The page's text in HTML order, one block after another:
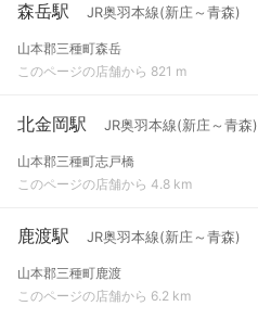
森岳駅 JR奥羽本線(新庄～青森)
山本郡三種町森岳
このページの店舗から 821 m
北金岡駅 JR奥羽本線(新庄～青森)
山本郡三種町志戸橋
このページの店舗から 4.8 km
鹿渡駅 JR奥羽本線(新庄～青森)
山本郡三種町鹿渡
このページの店舗から 6.2 km